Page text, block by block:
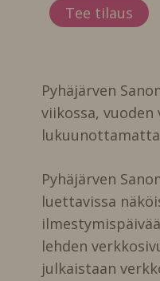
Pyhäjärven
viikossa,
Pyhäjärven
luettavissa
lehden
julkaistaan